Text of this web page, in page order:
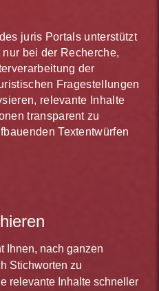
juris Portals unterstützt
bei der Recherche,
der
Fragestellungen
relevante Inhalte
transparent zu
Textentwürfen
Ihnen, nach ganzen
Stichworten zu
relevante Inhalte schneller